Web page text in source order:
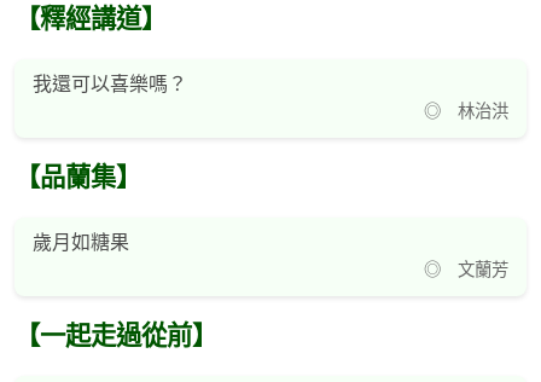
【釋經講道】
我還可以喜樂嗎？
◎ 林治洪
【品蘭集】
歲月如糖果
◎ 文蘭芳
【一起走過從前】